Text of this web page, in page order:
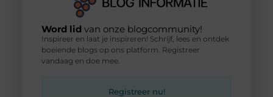
Word lid van onze blogcommunity!
Inspireer en laat je inspireren! Schrijf, lees en ontdek
boeiende blogs op ons platform. Registreer
vandaag en doe mee.
Registreer nu!